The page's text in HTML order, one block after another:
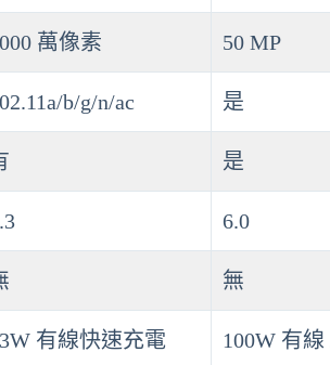
萬像素 50 MP
b/g/n/ac 是
是
6.0
無
有線快速充電 100W 有